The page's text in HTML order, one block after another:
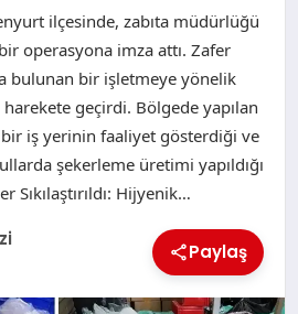
ilçesinde, zabıta müdürlüğü
operasyona imza attı. Zafer
bulunan bir işletmeye yönelik
geçirdi. Bölgede yapılan
iş yerinin faaliyet gösterdiği ve
şekerleme üretimi yapıldığı
Sıkılaştırıldı: Hijyenik…
Paylaş